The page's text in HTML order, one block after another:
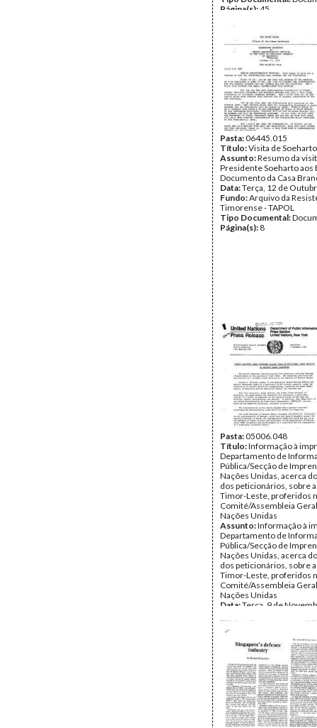
Página(s): 45
Pasta:06445.015
Título:Visita de
Assunto:Resumo da
Presidente Soeharto aos
Documento da Casa
Data:Terça, 12 de
Fundo:Arquivo da
Timorense - TAPOL
Tipo Documental:
Página(s): 8
Pasta:05006.048
Título:Informação à
Departamento de
Pública/Secção de
Nações Unidas, acerca
dos peticionários, sobre
Timor-Leste, proferidos
Comité/Assembleia
Nações Unidas
Assunto:Informação à
Departamento de
Pública/Secção de
Nações Unidas, acerca
dos peticionários, sobre
Timor-Leste, proferidos
Comité/Assembleia
Nações Unidas
Data:Terça, 9 de
Tipo Documental:
Página(s):8